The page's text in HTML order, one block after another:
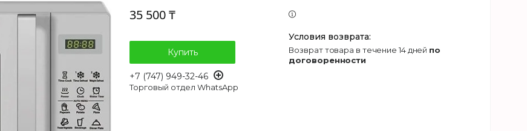
35 500 ₸
Купить
+7 (747) 949-32-46
Торговый отдел WhatsApp
возврат товара в течение 14 дней по
договоренности